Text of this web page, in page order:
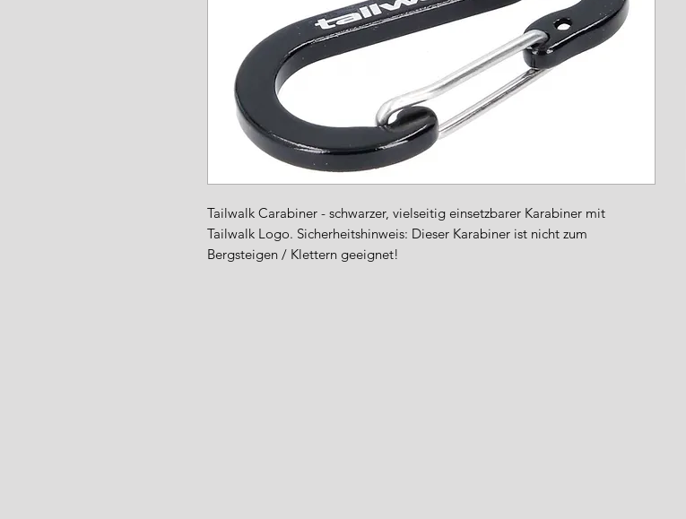
Tailwalk Carabiner - schwarzer, vielseitig einsetzbarer Karabiner mit
Tailwalk Logo. Sicherheitshinweis: Dieser Karabiner ist nicht zum
Bergsteigen / Klettern geeignet!